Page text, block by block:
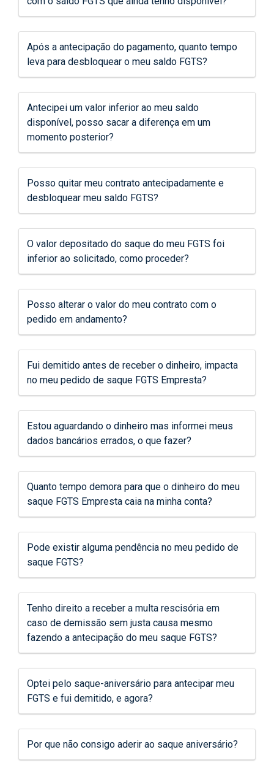
Após a antecipação do pagamento, quanto tempo
leva para desbloquear o meu saldo FGTS?
Antecipei um valor inferior ao meu saldo
disponível, posso sacar a diferença em um
momento posterior?
Posso quitar meu contrato antecipadamente e
desbloquear meu saldo FGTS?
O valor depositado do saque do meu FGTS foi
inferior ao solicitado, como proceder?
Posso alterar o valor do meu contrato com o
pedido em andamento?
Fui demitido antes de receber o dinheiro, impacta
no meu pedido de saque FGTS Empresta?
Estou aguardando o dinheiro mas informei meus
dados bancários errados, o que fazer?
Quanto tempo demora para que o dinheiro do meu
saque FGTS Empresta caia na minha conta?
Pode existir alguma pendência no meu pedido de
saque FGTS?
Tenho direito a receber a multa rescisória em
caso de demissão sem justa causa mesmo
fazendo a antecipação do meu saque FGTS?
Optei pelo saque-aniversário para antecipar meu
FGTS e fui demitido, e agora?
Por que não consigo aderir ao saque aniversário?